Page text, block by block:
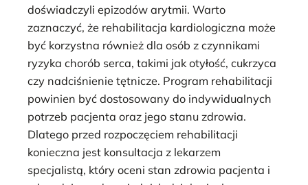
doświadczyli epizodów arytmii. Warto
zaznaczyć, że rehabilitacja kardiologiczna może
być korzystna również dla osób z czynnikami
ryzyka chorób serca, takimi jak otyłość, cukrzyca
czy nadciśnienie tętnicze. Program rehabilitacji
powinien być dostosowany do indywidualnych
potrzeb pacjenta oraz jego stanu zdrowia.
Dlatego przed rozpoczęciem rehabilitacji
konieczna jest konsultacja z lekarzem
specjalistą, który oceni stan zdrowia pacjenta i